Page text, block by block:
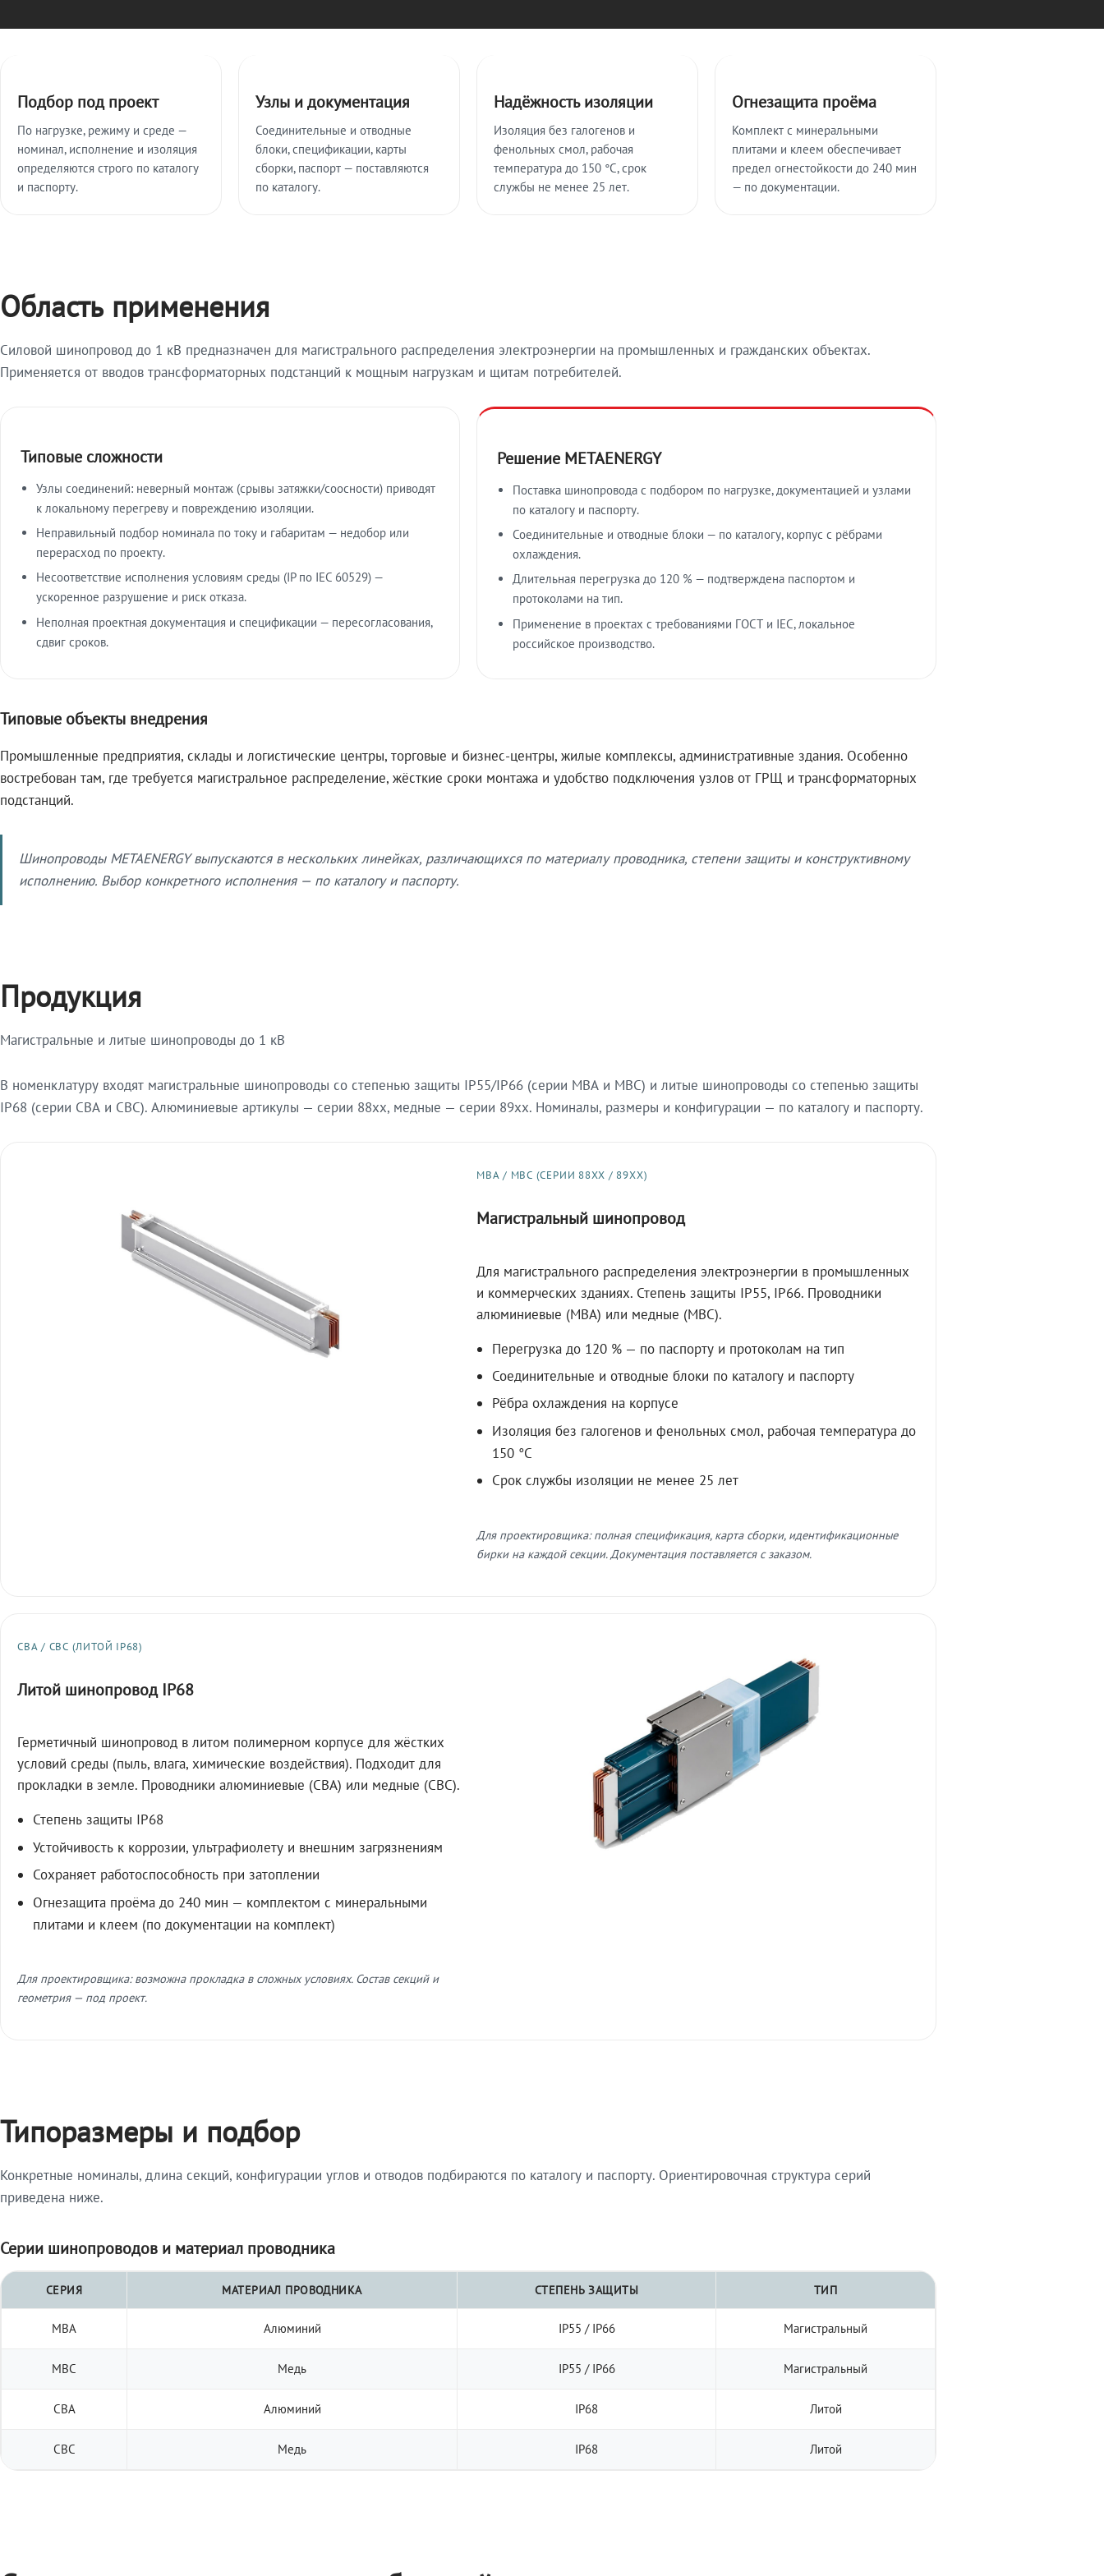
Подбор под проект
По нагрузке, режиму и среде —
номинал, исполнение и изоляция
определяются строго по каталогу
и паспорту.
Узлы и документация
Соединительные и отводные
блоки, спецификации, карты
сборки, паспорт — поставляются
по каталогу.
Надёжность изоляции
Изоляция без галогенов и
фенольных смол, рабочая
температура до 150 °C, срок
службы не менее 25 лет.
Огнезащита проёма
Комплект с минеральными
плитами и клеем обеспечивает
предел огнестойкости до 240 мин
— по документации.
Область применения
Силовой шинопровод до 1 кВ предназначен для магистрального распределения электроэнергии на промышленных и гражданских объектах.
Применяется от вводов трансформаторных подстанций к мощным нагрузкам и щитам потребителей.
Типовые сложности
Узлы соединений: неверный монтаж (срывы затяжки/соосности) приводят
к локальному перегреву и повреждению изоляции.
Неправильный подбор номинала по току и габаритам — недобор или
перерасход по проекту.
Несоответствие исполнения условиям среды (IP по IEC 60529) —
ускоренное разрушение и риск отказа.
Неполная проектная документация и спецификации — пересогласования,
сдвиг сроков.
Решение METAENERGY
Поставка шинопровода с подбором по нагрузке, документацией и узлами
по каталогу и паспорту.
Соединительные и отводные блоки — по каталогу, корпус с рёбрами
охлаждения.
Длительная перегрузка до 120 % — подтверждена паспортом и
протоколами на тип.
Применение в проектах с требованиями ГОСТ и IEC, локальное
российское производство.
Типовые объекты внедрения
Промышленные предприятия, склады и логистические центры, торговые и бизнес-центры, жилые комплексы, административные здания. Особенно
востребован там, где требуется магистральное распределение, жёсткие сроки монтажа и удобство подключения узлов от ГРЩ и трансформаторных
подстанций.
Шинопроводы METAENERGY выпускаются в нескольких линейках, различающихся по материалу проводника, степени защиты и конструктивному
исполнению. Выбор конкретного исполнения — по каталогу и паспорту.
Продукция
Магистральные и литые шинопроводы до 1 кВ
В номенклатуру входят магистральные шинопроводы со степенью защиты IP55/IP66 (серии МВА и МВС) и литые шинопроводы со степенью защиты
IP68 (серии СВА и СВС). Алюминиевые артикулы — серии 88xx, медные — серии 89xx. Номиналы, размеры и конфигурации — по каталогу и паспорту.
МВА / МВС (СЕРИИ 88XX / 89XX)
Магистральный шинопровод
Для магистрального распределения электроэнергии в промышленных
и коммерческих зданиях. Степень защиты IP55, IP66. Проводники
алюминиевые (МВА) или медные (МВС).
Перегрузка до 120 % — по паспорту и протоколам на тип
Соединительные и отводные блоки по каталогу и паспорту
Рёбра охлаждения на корпусе
Изоляция без галогенов и фенольных смол, рабочая температура до
150 °C
Срок службы изоляции не менее 25 лет
Для проектировщика: полная спецификация, карта сборки, идентификационные
бирки на каждой секции. Документация поставляется с заказом.
СВА / СВС (ЛИТОЙ IP68)
Литой шинопровод IP68
Герметичный шинопровод в литом полимерном корпусе для жёстких
условий среды (пыль, влага, химические воздействия). Подходит для
прокладки в земле. Проводники алюминиевые (СВА) или медные (СВС).
Степень защиты IP68
Устойчивость к коррозии, ультрафиолету и внешним загрязнениям
Сохраняет работоспособность при затоплении
Огнезащита проёма до 240 мин — комплектом с минеральными
плитами и клеем (по документации на комплект)
Для проектировщика: возможна прокладка в сложных условиях. Состав секций и
геометрия — под проект.
Типоразмеры и подбор
Конкретные номиналы, длина секций, конфигурации углов и отводов подбираются по каталогу и паспорту. Ориентировочная структура серий
приведена ниже.
Серии шинопроводов и материал проводника
СЕРИЯ МАТЕРИАЛ ПРОВОДНИКА СТЕПЕНЬ ЗАЩИТЫ ТИП
МВА Алюминий IP55 / IP66 Магистральный
МВС Медь IP55 / IP66 Магистральный
СВА Алюминий IP68 Литой
СВС Медь IP68 Литой